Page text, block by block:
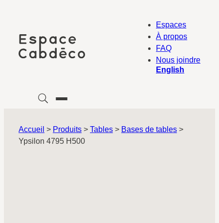
contenu
Espaces
À propos
FAQ
Nous joindre
English
Accueil > Produits > Tables > Bases de tables >
Ypsilon 4795 H500